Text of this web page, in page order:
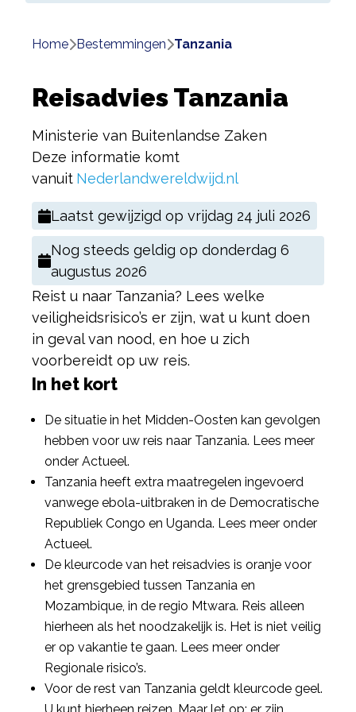
Home bestemmingen tanzania
Reisadvies Tanzania
Ministerie van Buitenlandse Zaken
Deze informatie komt
vanuit Nederlandwereldwijd.nl
Laatst gewijzigd op vrijdag 24 juli 2026
Nog steeds geldig op donderdag 6
augustus 2026
Reist u naar Tanzania? Lees welke
veiligheidsrisico’s er zijn, wat u kunt doen
in geval van nood, en hoe u zich
voorbereidt op uw reis.
In het kort
De situatie in het Midden-Oosten kan gevolgen
hebben voor uw reis naar Tanzania. Lees meer
onder Actueel.
Tanzania heeft extra maatregelen ingevoerd
vanwege ebola-uitbraken in de Democratische
Republiek Congo en Uganda. Lees meer onder
Actueel.
De kleurcode van het reisadvies is oranje voor
het grensgebied tussen Tanzania en
Mozambique, in de regio Mtwara. Reis alleen
hierheen als het noodzakelijk is. Het is niet veilig
er op vakantie te gaan. Lees meer onder
Regionale risico’s.
Voor de rest van Tanzania geldt kleurcode geel.